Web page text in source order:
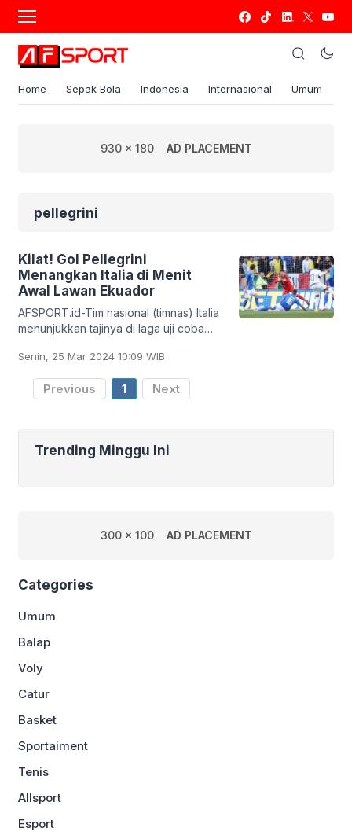
Home Sepak Bola Indonesia Internasional Umum
930 x 180 AD PLACEMENT
pellegrini
Kilat! Gol Pellegrini
Menangkan Italia di Menit
Awal Lawan Ekuador
AFSPORT.id-Tim nasional (timnas) Italia
menunjukkan tajinya di laga uji coba
timnas Italia- berhasil meraih
kemenangan
Senin, 25 Mar 2024 10:09 WIB
Previous 1 Next
Trending Minggu Ini
300 x 100 AD PLACEMENT
Categories
Umum
Balap
Voly
Catur
Basket
Sportaiment
Tenis
Allsport
Esport